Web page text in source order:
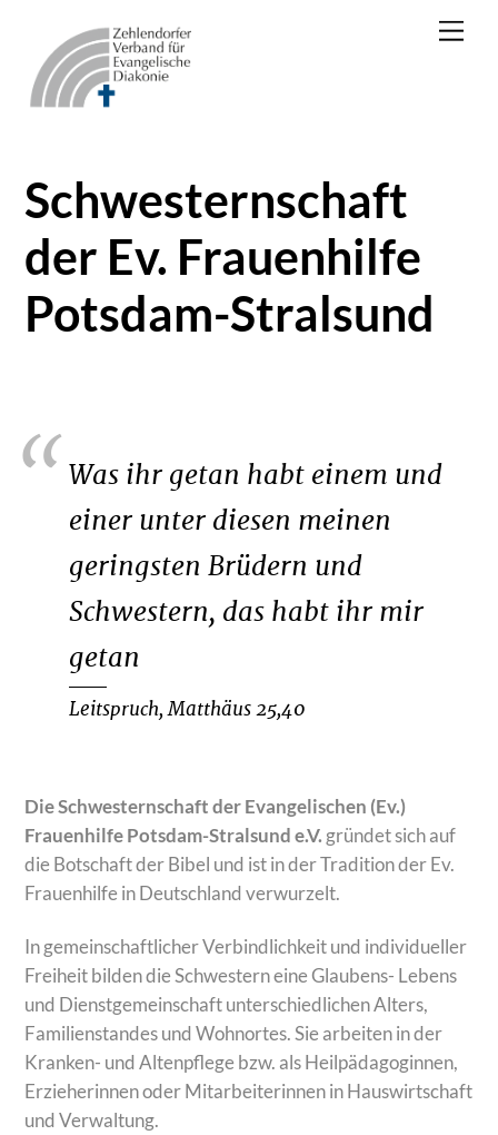
content
Schwesternschaft
der Ev. Frauenhilfe
Potsdam-Stralsund
Was ihr getan habt einem und
einer unter diesen meinen
geringsten Brüdern und
Schwestern, das habt ihr mir
getan
Leitspruch, Matthäus 25,40
Die Schwesternschaft der Evangelischen (Ev.)
Frauenhilfe Potsdam-Stralsund e.V. gründet sich auf
die Botschaft der Bibel und ist in der Tradition der Ev.
Frauenhilfe in Deutschland verwurzelt.
In gemeinschaftlicher Verbindlichkeit und individueller
Freiheit bilden die Schwestern eine Glaubens- Lebens
und Dienstgemeinschaft unterschiedlichen Alters,
Familienstandes und Wohnortes. Sie arbeiten in der
Kranken- und Altenpflege bzw. als Heilpädagoginnen,
Erzieherinnen oder Mitarbeiterinnen in Hauswirtschaft
und Verwaltung.